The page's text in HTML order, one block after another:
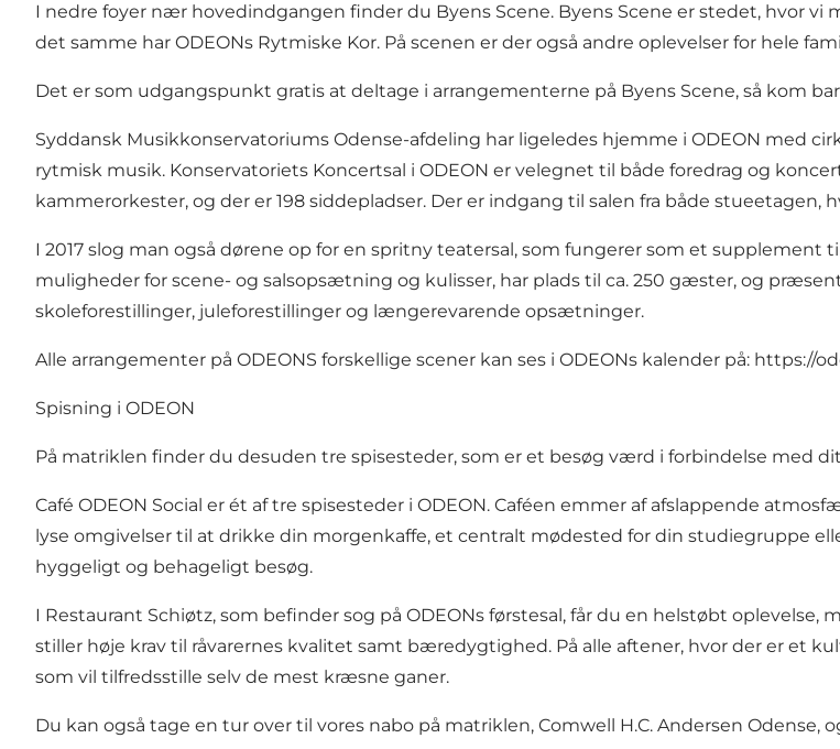
I nedre foyer nær hovedindgangen finder du Byens Scene. Byens Scene er stedet, hvor
det samme har ODEONs Rytmiske Kor. På scenen er der også andre oplevelser for hele
Det er som udgangspunkt gratis at deltage i arrangementerne på Byens Scene, så kom
Syddansk Musikkonservatoriums Odense-afdeling har ligeledes hjemme i ODEON med
rytmisk musik. Konservatoriets Koncertsal i ODEON er velegnet til både foredrag og
kammerorkester, og der er 198 siddepladser. Der er indgang til salen fra både stueetagen,
I 2017 slog man også dørene op for en spritny teatersal, som fungerer som et supplement
muligheder for scene- og salsopsætning og kulisser, har plads til ca. 250 gæster, og
skoleforestillinger, juleforestillinger og længerevarende opsætninger.
Alle arrangementer på ODEONS forskellige scener kan ses i ODEONs kalender på: https://
Spisning i ODEON
På matriklen finder du desuden tre spisesteder, som er et besøg værd i forbindelse med
Café ODEON Social er ét af tre spisesteder i ODEON. Caféen emmer af afslappende
lyse omgivelser til at drikke din morgenkaffe, et centralt mødested for din studiegruppe
hyggeligt og behageligt besøg.
I Restaurant Schiøtz, som befinder sog på ODEONs førstesal, får du en helstøbt
stiller høje krav til råvarernes kvalitet samt bæredygtighed. På alle aftener, hvor der er et
som vil tilfredsstille selv de mest kræsne ganer.
Du kan også tage en tur over til vores nabo på matriklen, Comwell H.C. Andersen Odense,